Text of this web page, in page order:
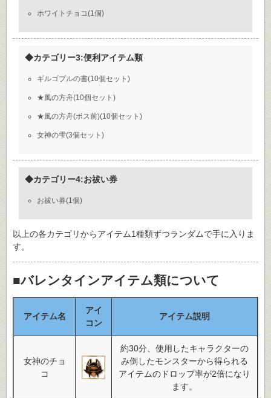
ホワイトチョコ(1個)
◆カテゴリー3:便利アイテム類
ギルゴブルの書(10個セット)
★風の方舟(10個セット)
★風の方舟(ボス前)(10個セット)
女神の雫(3個セット)
◆カテゴリー4:お祓い券
お祓い券(1個)
以上の各カテゴリからアイテム1種類ずつランダムで手に入りま
す。
■バレンタインアイテム類について
アイテム名
アイ
コン
アイテム説明
女神のチョ
コ
約30分、使用したキャラクターの
み倒したモンスターから得られる
アイテムのドロップ率が2倍になり
ます。